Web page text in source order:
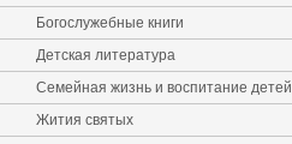
Богослужебные книги
Детская литература
Семейная жизнь и воспитание детей
Жития святых